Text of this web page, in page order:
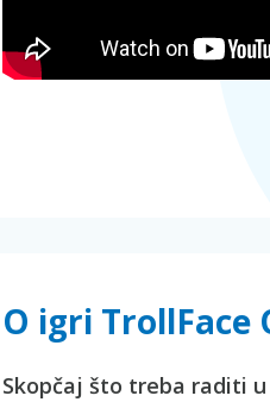
O igri TrollFace
Skopčaj što treba raditi